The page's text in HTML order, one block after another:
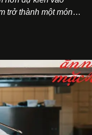
trở thành một món